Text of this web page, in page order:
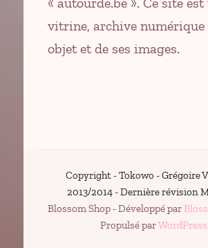
vitrine, archive numérique
objet et de ses images.
Copyright -Tokowo - Grégoire
2013/2014- Dernière révision
Blossom Shop - Développé par
Propulsé parWordPress